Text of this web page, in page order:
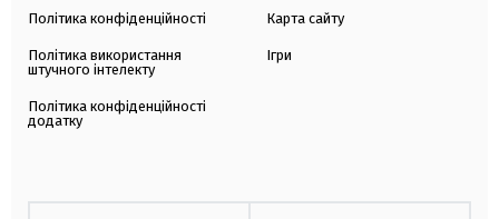
Політика конфіденційності
Політика використання
штучного інтелекту
Політика конфіденційності
додатку
Карта сайту
Ігри